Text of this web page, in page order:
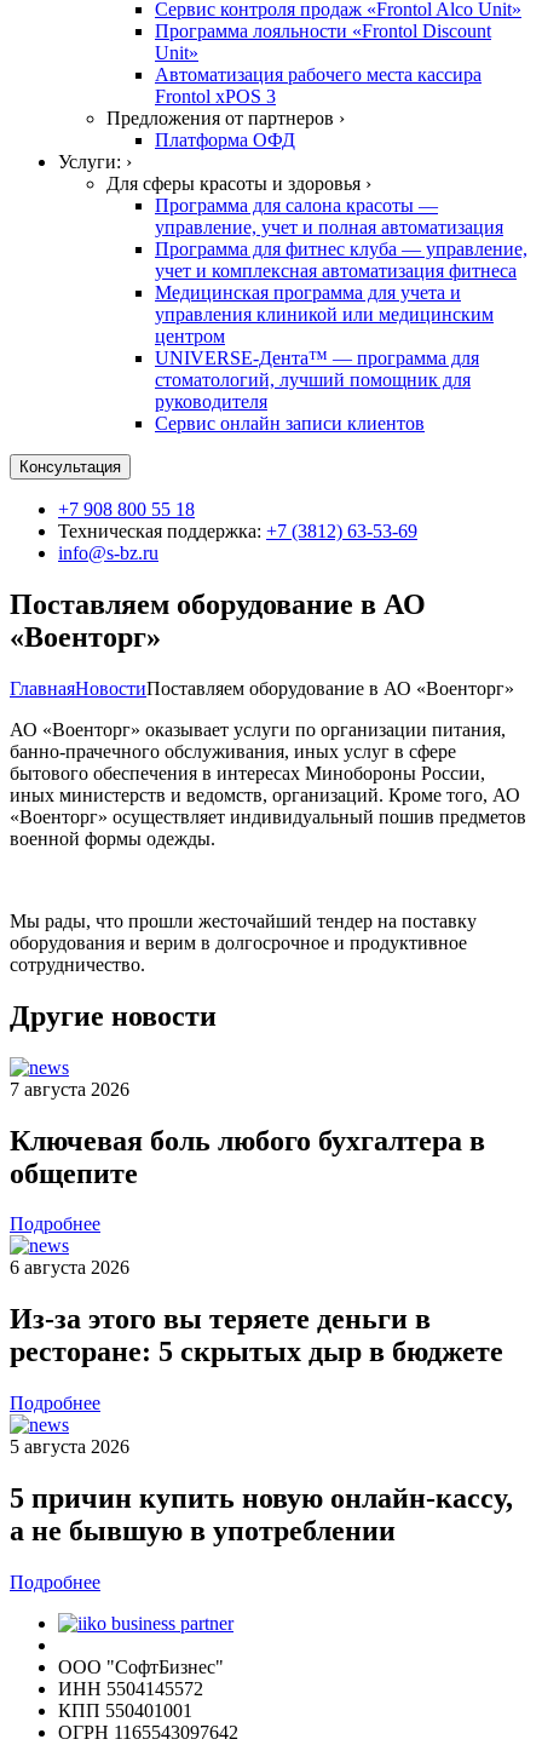
Сервис контроля продаж «Frontol Alco Unit»
Программа лояльности «Frontol Discount
Unit»
Автоматизация рабочего места кассира
Frontol xPOS 3
Предложения от партнеров ›
Платформа ОФД
Услуги: ›
Для сферы красоты и здоровья ›
Программа для салона красоты —
управление, учет и полная автоматизация
Программа для фитнес клуба — управление,
учет и комплексная автоматизация фитнеса
Медицинская программа для учета и
управления клиникой или медицинским
центром
UNIVERSE-Дента™ — программа для
стоматологий, лучший помощник для
руководителя
Сервис онлайн записи клиентов
Консультация
+7 908 800 55 18
Техническая поддержка: +7 (3812) 63-53-69
info@s-bz.ru
Поставляем оборудование в АО
«Военторг»
ГлавнаяНовостиПоставляем оборудование в АО «Военторг»
АО «Военторг» оказывает услуги по организации питания,
банно-прачечного обслуживания, иных услуг в сфере
бытового обеспечения в интересах Минобороны России,
иных министерств и ведомств, организаций. Кроме того, АО
«Военторг» осуществляет индивидуальный пошив предметов
военной формы одежды.
Мы рады, что прошли жесточайший тендер на поставку
оборудования и верим в долгосрочное и продуктивное
сотрудничество.
Другие новости
7 августа 2026
Ключевая боль любого бухгалтера в
общепите
Подробнее
6 августа 2026
Из-за этого вы теряете деньги в
ресторане: 5 скрытых дыр в бюджете
Подробнее
5 августа 2026
5 причин купить новую онлайн-кассу,
а не бывшую в употреблении
Подробнее
ООО "СофтБизнес"
ИНН 5504145572
КПП 550401001
ОГРН 1165543097642